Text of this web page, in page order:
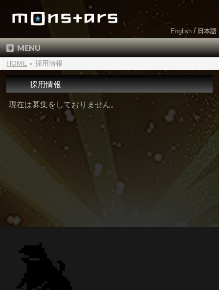
English 日本語
MENU
HOME » 採用情報
採用情報
現在は募集をしておりません。